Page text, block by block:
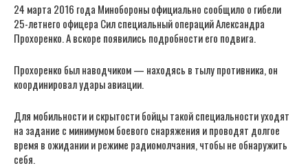
24 марта 2016 года Минобороны официально сообщило о гибели
25-летнего офицера Сил специальный операций Александра
Прохоренко. А вскоре появились подробности его подвига.
Прохоренко был наводчиком — находясь в тылу противника, он
координировал удары авиации.
Для мобильности и скрытости бойцы такой специальности уходят
на задание с минимумом боевого снаряжения и проводят долгое
время в ожидании и режиме радиомолчания, чтобы не обнаружить
себя.